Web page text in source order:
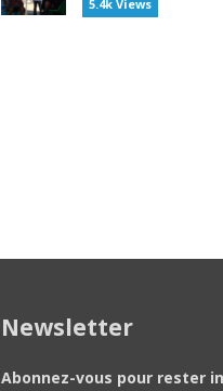
5.4k Views
Newsletter
Abonnez-vous pour rester